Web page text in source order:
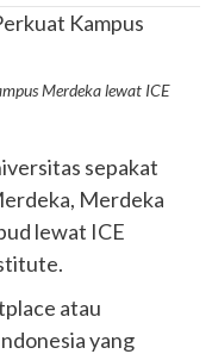
Merdeka lewat ICE
sepakat
Merdeka
lewat ICE
atau
yang